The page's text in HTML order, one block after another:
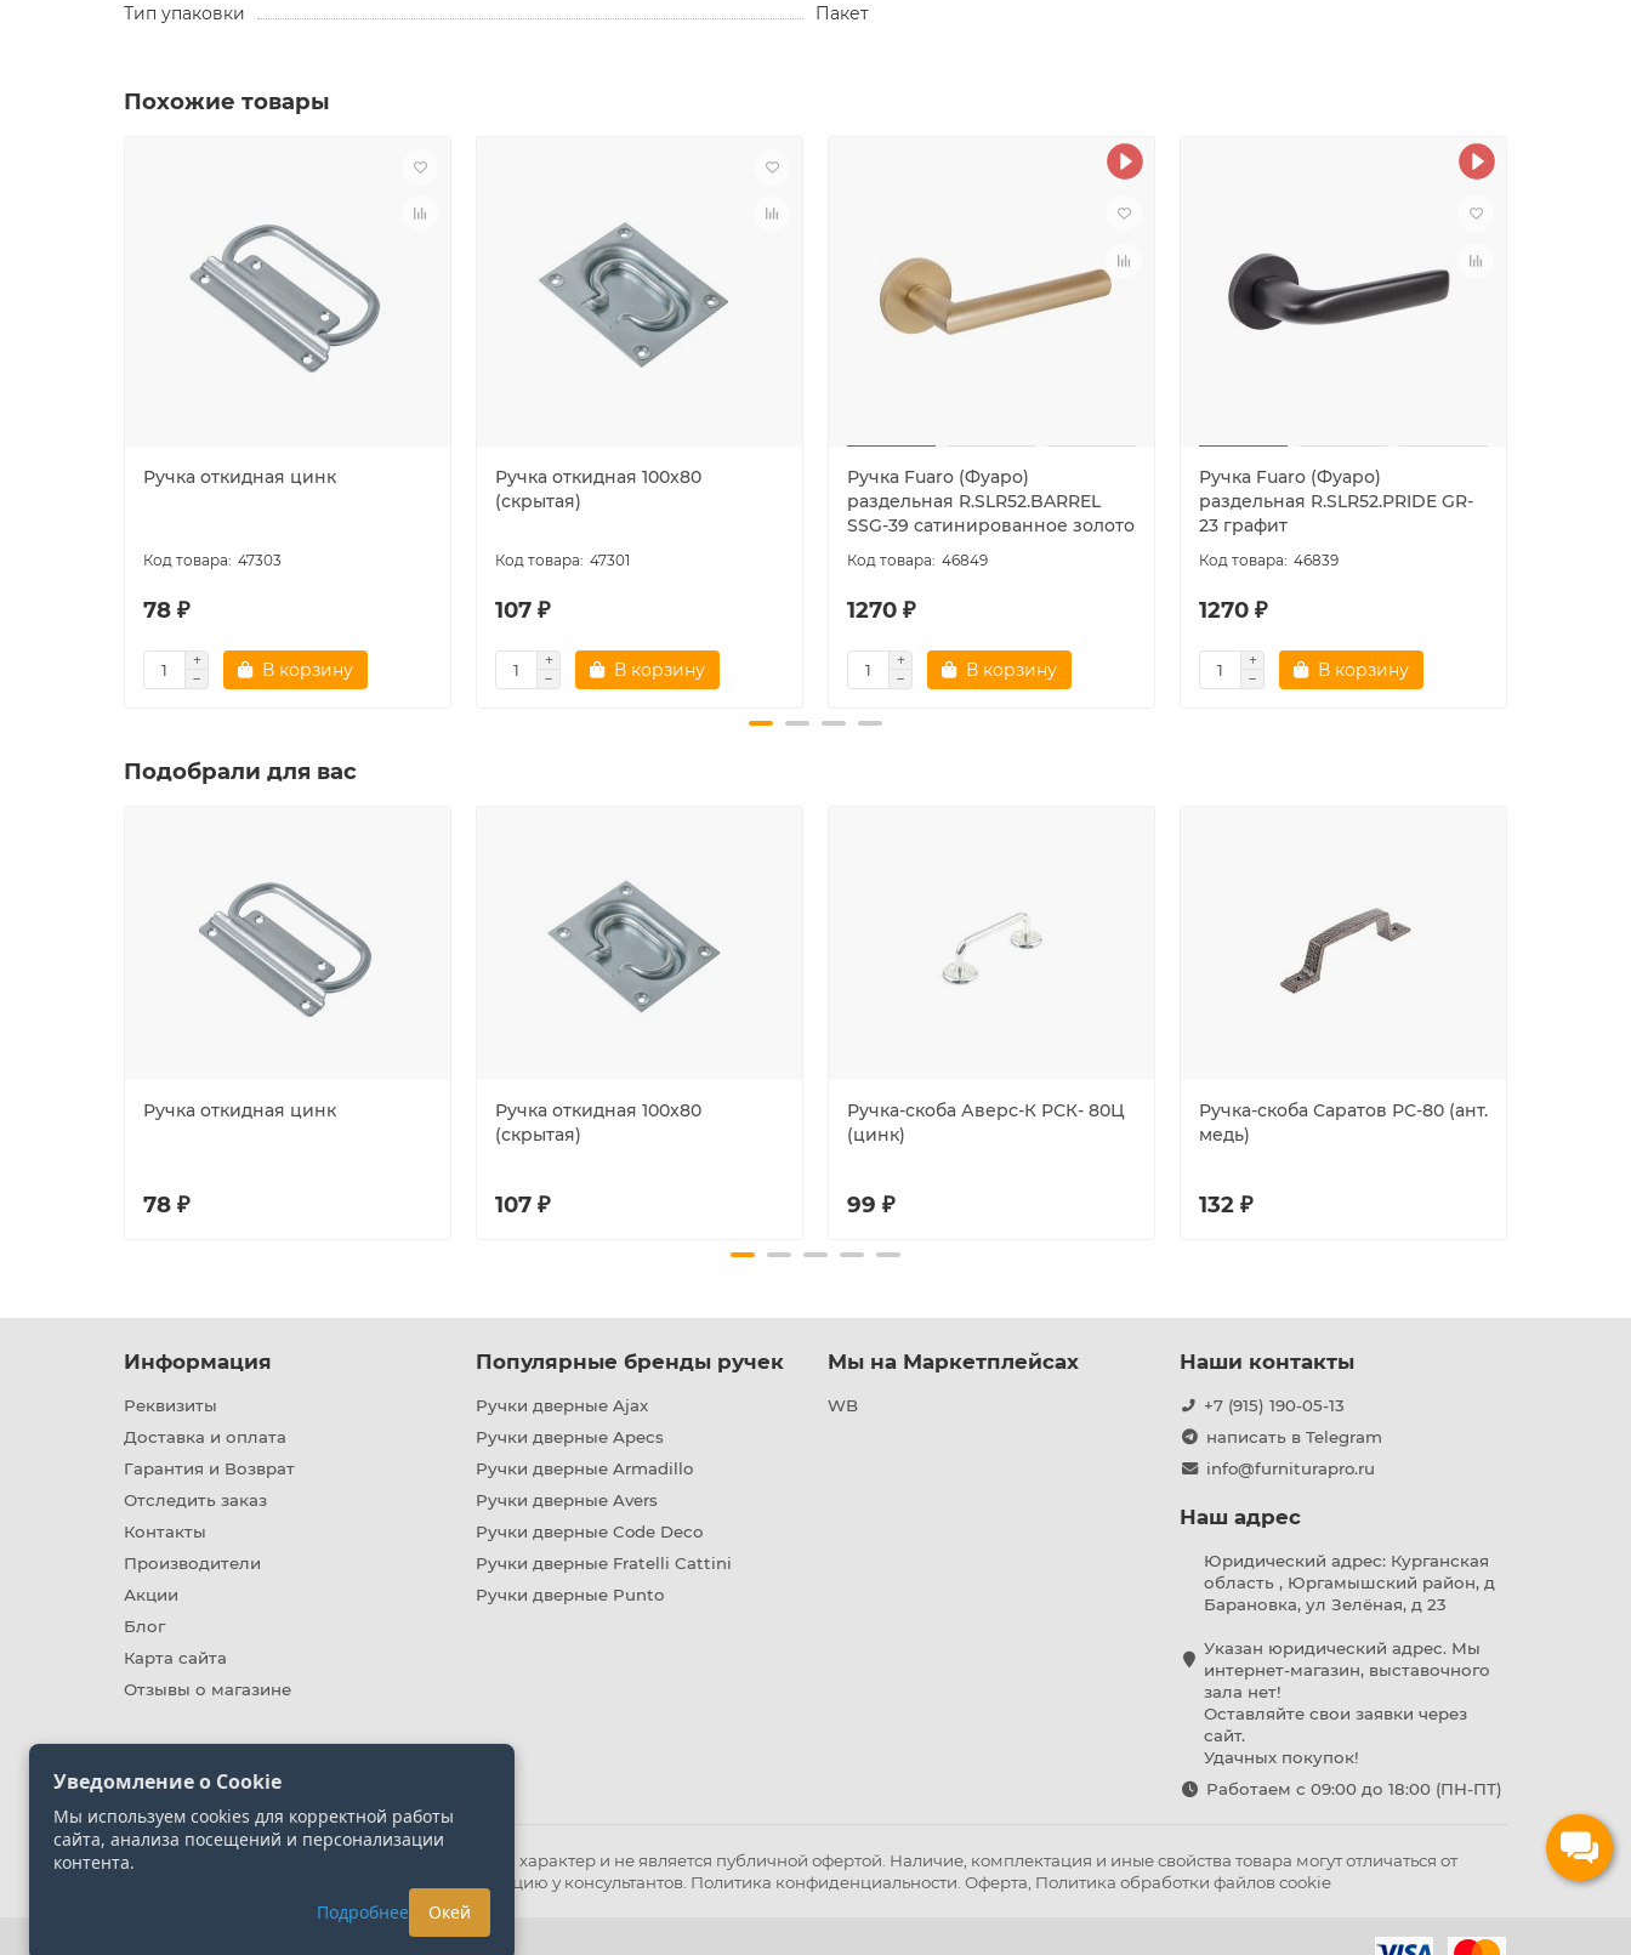
Тип упаковки
Пакет
Похожие товары
Ручка откидная цинк
47303
78 ₽
В корзину
Ручка откидная 100x80
(скрытая)
47301
107 ₽
В корзину
Ручка Fuaro (Фуаро)
раздельная R.SLR52.BARREL
SSG-39 сатинированное золото
46849
1270 ₽
В корзину
Ручка Fuaro (Фуаро)
раздельная R.SLR52.PRIDE GR-
23 графит
46839
1270 ₽
В корзину
Подобрали для вас
Ручка откидная цинк
78 ₽
Ручка откидная 100x80
(скрытая)
107 ₽
Ручка-скоба Аверс-К РСК- 80Ц
(цинк)
99 ₽
Ручка-скоба Саратов РС-80 (ант.
медь)
132 ₽
Информация
Реквизиты
Доставка и оплата
Гарантия и Возврат
Отследить заказ
Контакты
Производители
Акции
Блог
Карта сайта
Отзывы о магазине
Популярные бренды ручек
Ручки дверные Ajax
Ручки дверные Apecs
Ручки дверные Armadillo
Ручки дверные Avers
Ручки дверные Code Deco
Ручки дверные Fratelli Cattini
Ручки дверные Punto
Мы на Маркетплейсах
WB
Наши контакты
+7 (915) 190-05-13
написать в Telegram
info@furniturapro.ru
Наш адрес
Юридический адрес: Курганская
область , Юргамышский район, д
Барановка, ул Зелёная, д 23
Указан юридический адрес. Мы
интернет-магазин, выставочного
зала нет!
Оставляйте свои заявки через
сайт.
Удачных покупок!
Работаем с 09:00 до 18:00 (ПН-ПТ)
Информация на сайте носит ознакомительный характер и не является публичной офертой. Наличие, комплектация и иные свойства товара могут отличаться от
представленных на сайте. Уточняйте информацию у консультантов. Политика конфиденциальности Оферта Политика обработки файлов cookie
Уведомление о Cookie
Мы используем cookies для корректной работы
сайта, анализа посещений и персонализации
контента.
Подробнее Окей